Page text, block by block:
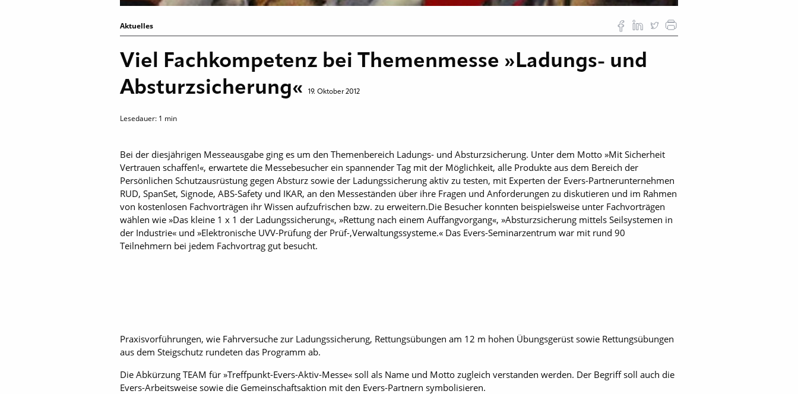
Aktuelles
Viel Fachkompetenz bei Themenmesse »Ladungs- und
Absturzsicherung«
19. Oktober 2012
Lesedauer: 1 min
Bei der diesjährigen Messeausgabe ging es um den Themenbereich Ladungs- und Absturzsicherung. Unter dem Motto »Mit Sicherheit
Vertrauen schaffen!«, erwartete die Messebesucher ein spannender Tag mit der Möglichkeit, alle Produkte aus dem Bereich der
Persönlichen Schutzausrüstung gegen Absturz sowie der Ladungssicherung aktiv zu testen, mit Experten der Evers-Partnerunternehmen
RUD, SpanSet, Signode, ABS-Safety und IKAR, an den Messeständen über ihre Fragen und Anforderungen zu diskutieren und im Rahmen
von kostenlosen Fachvorträgen ihr Wissen aufzufrischen bzw. zu erweitern.Die Besucher konnten beispielsweise unter Fachvorträgen
wählen wie »Das kleine 1 x 1 der Ladungssicherung«, »Rettung nach einem Auffangvorgang«, »Absturzsicherung mittels Seilsystemen in
der ­Industrie« und »Elektronische UVV-Prüfung der Prüf-,Verwaltungssysteme.« Das Evers-Seminarzentrum war mit rund 90
Teilnehmern bei jedem Fachvortrag gut besucht.
Praxisvorführungen, wie Fahrversuche zur Ladungssicherung, Rettungsübungen am 12 m hohen Übungsgerüst sowie Rettungsübungen
aus dem Steigschutz rundeten das Programm ab.
Die Abkürzung TEAM für »Treffpunkt-Evers-Aktiv-Messe« soll als Name und Motto zugleich verstanden werden. Der Begriff soll auch die
Evers-Arbeitsweise sowie die Gemeinschaftsaktion mit den Evers-Partnern symbolisieren.